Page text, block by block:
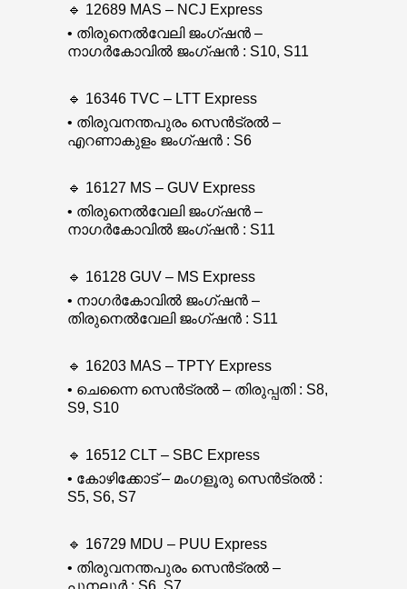
🔹 12689 MAS – NCJ Express
• തിരുനെൽവേലി ജംഗ്ഷൻ –
നാഗർകോവിൽ ജംഗ്ഷൻ : S10, S11
🔹 16346 TVC – LTT Express
• തിരുവനന്തപുരം സെൻട്രൽ –
എറണാകുളം ജംഗ്ഷൻ : S6
🔹 16127 MS – GUV Express
• തിരുനെൽവേലി ജംഗ്ഷൻ –
നാഗർകോവിൽ ജംഗ്ഷൻ : S11
🔹 16128 GUV – MS Express
• നാഗർകോവിൽ ജംഗ്ഷൻ –
തിരുനെൽവേലി ജംഗ്ഷൻ : S11
🔹 16203 MAS – TPTY Express
• ചെന്നൈ സെൻട്രൽ – തിരുപ്പതി : S8,
S9, S10
🔹 16512 CLT – SBC Express
• കോഴിക്കോട് – മംഗളൂരു സെൻട്രൽ :
S5, S6, S7
🔹 16729 MDU – PUU Express
• തിരുവനന്തപുരം സെൻട്രൽ –